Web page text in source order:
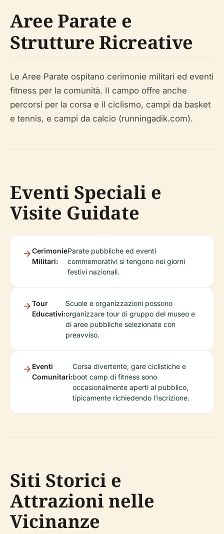
Aree Parate e
Strutture Ricreative
Le Aree Parate ospitano cerimonie militari ed eventi
fitness per la comunità. Il campo offre anche
percorsi per la corsa e il ciclismo, campi da basket
e tennis, e campi da calcio (runningadik.com).
Eventi Speciali e
Visite Guidate
Cerimonie
Militari:
Parate pubbliche ed eventi
commemorativi si tengono nei giorni
festivi nazionali.
Tour
Educativi:
Scuole e organizzazioni possono
organizzare tour di gruppo del museo e
di aree pubbliche selezionate con
preavviso.
Eventi
Comunitari:
Corsa divertente, gare ciclistiche e
boot camp di fitness sono
occasionalmente aperti al pubblico,
tipicamente richiedendo l'iscrizione.
Siti Storici e
Attrazioni nelle
Vicinanze